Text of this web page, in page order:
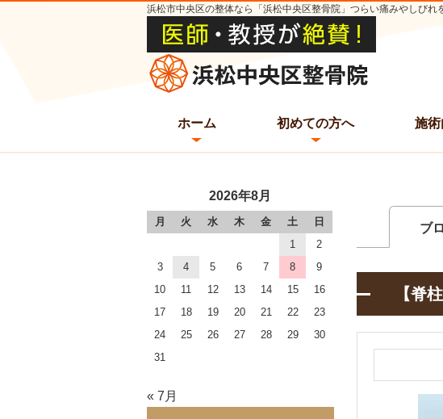
浜松市中央区の整体なら「浜松中央区整骨院」つらい痛みやしびれ
ホーム 初めての方へ 施
ブ
【脊
2026年8月
月 火 水 木 金 土
日
1
2
3
4 5 6 7 8
9
10
11 12 13 14 15
16
17
18 19 20 21 22
23
24
25 26 27 28 29
30
31
« 7月